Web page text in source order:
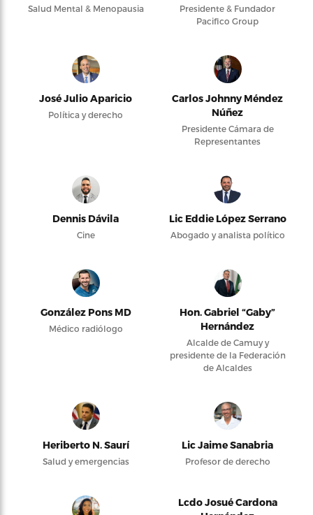
Salud Mental & Menopausia
Presidente & Fundador
Pacifico Group
José Julio Aparicio
Política y derecho
Carlos Johnny Méndez
Núñez
Presidente Cámara de
Representantes
Dennis Dávila
Cine
Lic Eddie López Serrano
Abogado y analista político
González Pons MD
Médico radiólogo
Hon. Gabriel “Gaby”
Hernández
Alcalde de Camuy y
presidente de la Federación
de Alcaldes
Heriberto N. Saurí
Salud y emergencias
Lic Jaime Sanabria
Profesor de derecho
Lcdo Josué Cardona